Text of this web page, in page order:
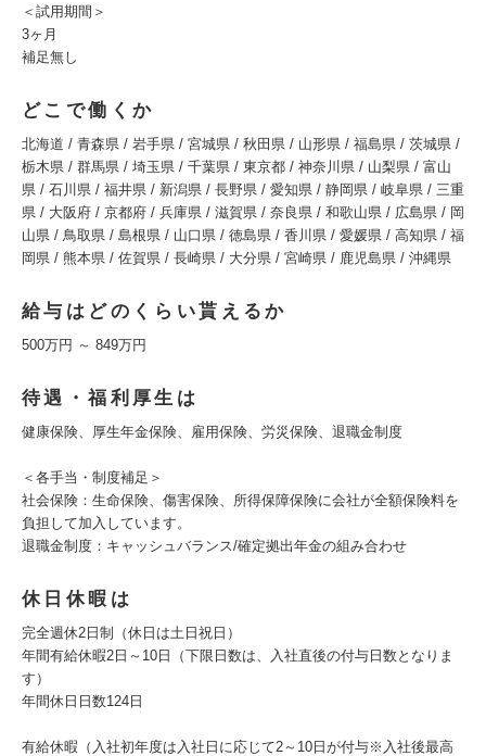
＜試用期間＞
3ヶ月
補足無し
どこで働くか
北海道 / 青森県 / 岩手県 / 宮城県 / 秋田県 / 山形県 / 福島県 / 茨城県 /
栃木県 / 群馬県 / 埼玉県 / 千葉県 / 東京都 / 神奈川県 / 山梨県 / 富山
県 / 石川県 / 福井県 / 新潟県 / 長野県 / 愛知県 / 静岡県 / 岐阜県 / 三重
県 / 大阪府 / 京都府 / 兵庫県 / 滋賀県 / 奈良県 / 和歌山県 / 広島県 / 岡
山県 / 鳥取県 / 島根県 / 山口県 / 徳島県 / 香川県 / 愛媛県 / 高知県 / 福
岡県 / 熊本県 / 佐賀県 / 長崎県 / 大分県 / 宮崎県 / 鹿児島県 / 沖縄県
給与はどのくらい貰えるか
500万円 ～ 849万円
待遇・福利厚生は
健康保険、厚生年金保険、雇用保険、労災保険、退職金制度
＜各手当・制度補足＞
社会保険：生命保険、傷害保険、所得保障保険に会社が全額保険料を
負担して加入しています。
退職金制度：キャッシュバランス/確定拠出年金の組み合わせ
休日休暇は
完全週休2日制（休日は土日祝日）
年間有給休暇2日～10日（下限日数は、入社直後の付与日数となりま
す）
年間休日日数124日
有給休暇（入社初年度は入社日に応じて2～10日が付与※入社後最高